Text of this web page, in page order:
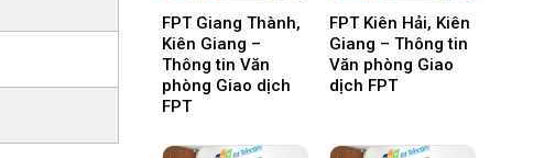
FPT Giang Thành,
Kiên Giang –
Thông tin Văn
phòng Giao dịch
FPT
FPT Kiên Hải, Kiên
Giang – Thông tin
Văn phòng Giao
dịch FPT